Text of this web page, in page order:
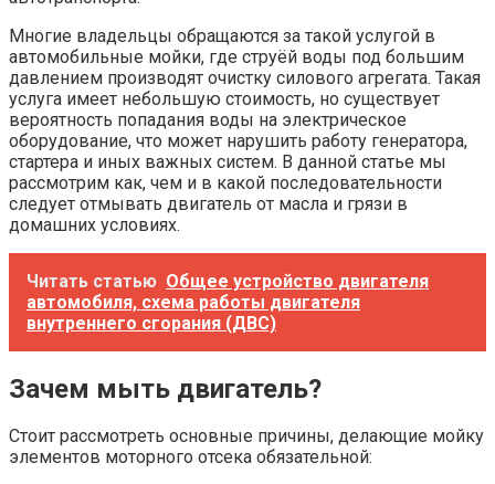
Многие владельцы обращаются за такой услугой в
автомобильные мойки, где струёй воды под большим
давлением производят очистку силового агрегата. Такая
услуга имеет небольшую стоимость, но существует
вероятность попадания воды на электрическое
оборудование, что может нарушить работу генератора,
стартера и иных важных систем. В данной статье мы
рассмотрим как, чем и в какой последовательности
следует отмывать двигатель от масла и грязи в
домашних условиях.
Читать статью Общее устройство двигателя
автомобиля, схема работы двигателя
внутреннего сгорания (ДВС)
Зачем мыть двигатель?
Стоит рассмотреть основные причины, делающие мойку
элементов моторного отсека обязательной: